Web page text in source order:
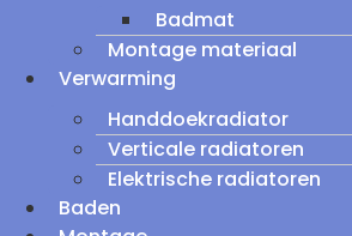
Badmat
Montage materiaal
Verwarming
Handdoekradiator
Verticale radiatoren
Elektrische radiatoren
Baden